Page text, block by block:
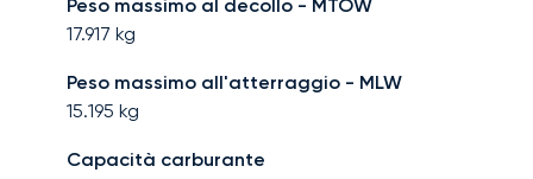
Peso massimo al decollo - MTOW
17.917 kg
Peso massimo all'atterraggio - MLW
15.195 kg
Capacità carburante